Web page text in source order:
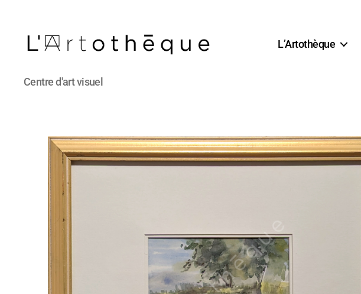
L'Artothèque
Centre d'art visuel
L’Artothèque